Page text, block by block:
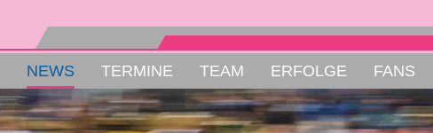
NEWS TERMINE TEAM ERFOLGE FANS